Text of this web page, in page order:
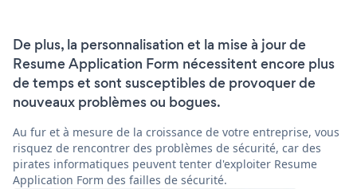
De plus, la personnalisation et la mise à jour de
Resume Application Form nécessitent encore plus
de temps et sont susceptibles de provoquer de
nouveaux problèmes ou bogues.
Au fur et à mesure de la croissance de votre entreprise, vous
risquez de rencontrer des problèmes de sécurité, car des
pirates informatiques peuvent tenter d'exploiter Resume
Application Form des failles de sécurité.